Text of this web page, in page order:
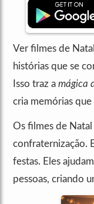
Ver filmes de
histórias que se
Isso traz a mágica
cria memórias
Os filmes de
confraternização.
festas. Eles
pessoas, criando